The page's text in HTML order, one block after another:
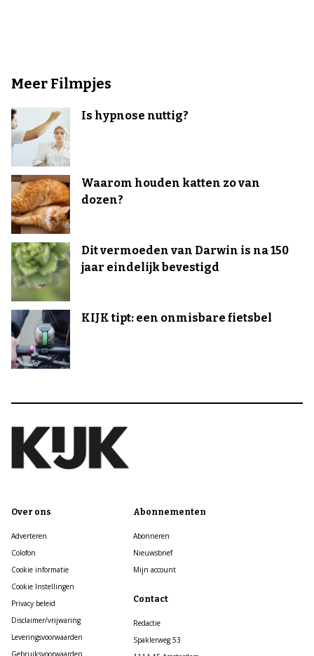
Meer Filmpjes
Is hypnose nuttig?
Waarom houden katten zo van
dozen?
Dit vermoeden van Darwin is na 150
jaar eindelijk bevestigd
KIJK tipt: een onmisbare fietsbel
Over ons
Adverteren
Colofon
Cookie informatie
Cookie Instellingen
Privacy beleid
Disclaimer/vrijwaring
Leveringsvoorwaarden
Gebruiksvoorwaarden
Abonnementen
Abonneren
Nieuwsbrief
Mijn account
Contact
Redactie
Spaklerweg 53